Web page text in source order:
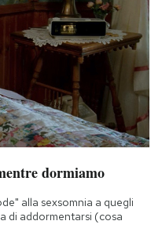
dormiamo
alla sexsomnia a quegli
di addormentarsi (cosa